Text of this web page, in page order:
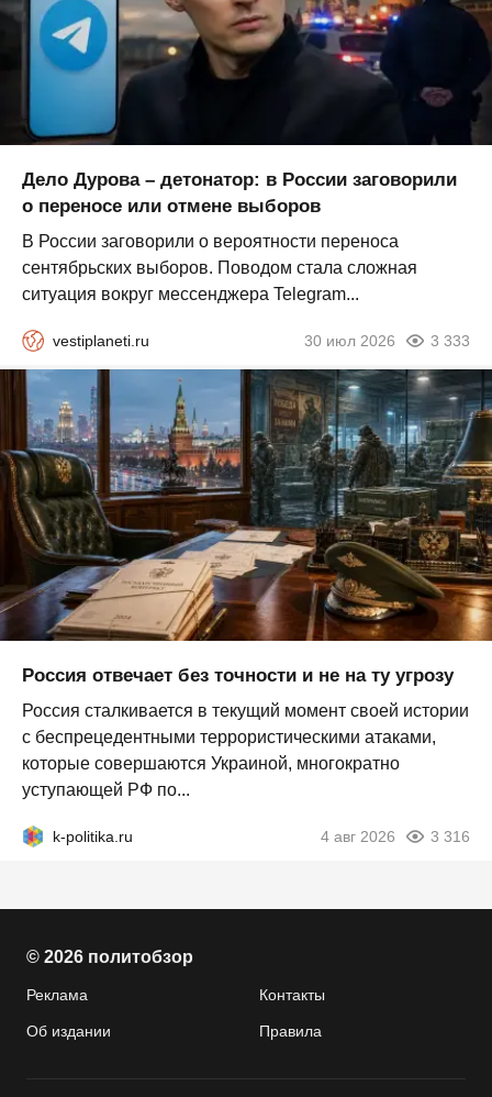
Дело Дурова – детонатор: в России заговорили
о переносе или отмене выборов
В России заговорили о вероятности переноса
сентябрьских выборов. Поводом стала сложная
ситуация вокруг мессенджера Telegram...
vestiplaneti.ru 30 июл 2026 3 333
Россия отвечает без точности и не на ту угрозу
Россия сталкивается в текущий момент своей истории
с беспрецедентными террористическими атаками,
которые совершаются Украиной, многократно
уступающей РФ по...
k-politika.ru 4 авг 2026 3 316
© 2026 политобзор
Реклама Контакты
Об издании Правила